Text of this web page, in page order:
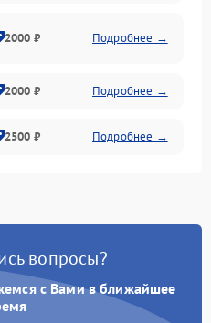
2000 ₽ Подробнее →
2000 ₽ Подробнее →
2500 ₽ Подробнее →
вопросы?
с Вами в ближайшее